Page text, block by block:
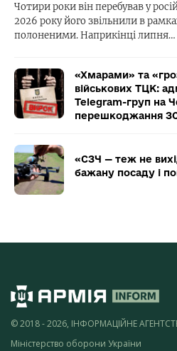
Чотири роки він перебував у
2026 року його звільнили в
полоненими. Наприкінці липня…
«Хмарами» та
військових ТЦК:
Telegram-груп на
перешкоджання
«СЗЧ — теж не
бажану посаду і
© 2018 - 2026, ІНФОРМАЦІЙНЕ
Міністерство оборони України